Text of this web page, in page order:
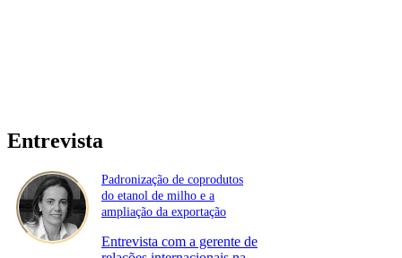
Entrevista
Padronização de coprodutos
do etanol de milho e a
ampliação da exportação
Entrevista com a gerente de